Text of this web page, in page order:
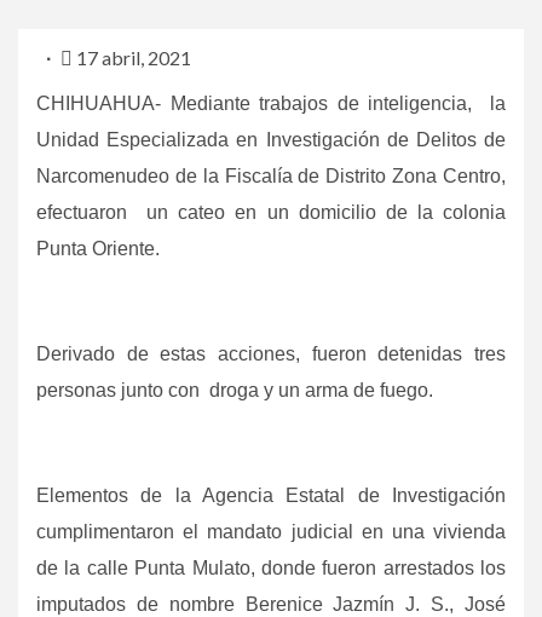
17 abril, 2021
CHIHUAHUA- Mediante trabajos de inteligencia, la
Unidad Especializada en Investigación de Delitos de
Narcomenudeo de la Fiscalía de Distrito Zona Centro,
efectuaron un cateo en un domicilio de la colonia
Punta Oriente.
Derivado de estas acciones, fueron detenidas tres
personas junto con droga y un arma de fuego.
Elementos de la Agencia Estatal de Investigación
cumplimentaron el mandato judicial en una vivienda
de la calle Punta Mulato, donde fueron arrestados los
imputados de nombre Berenice Jazmín J. S., José